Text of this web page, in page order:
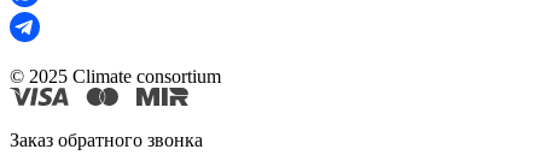
© 2025 Climate consortium
Заказ обратного звонка